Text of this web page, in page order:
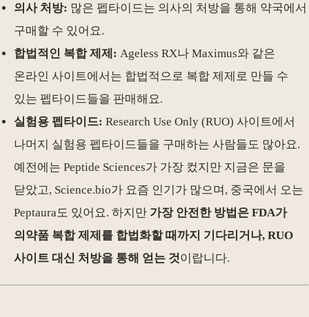
의사 처방: 많은 펩타이드는 의사의 처방을 통해 약국에서
구매할 수 있어요.
합법적인 복합 제제: Ageless RX나 Maximus와 같은
온라인 사이트에서는 합법적으로 복합 제제로 만들 수
있는 펩타이드들을 판매해요.
실험용 펩타이드: Research Use Only (RUO) 사이트에서
나머지 실험용 펩타이드들을 구매하는 사람들도 많아요.
예전에는 Peptide Sciences가 가장 컸지만 지금은 문을
닫았고, Science.bio가 요즘 인기가 많으며, 중국에서 오는
Peptaura도 있어요. 하지만 가장 안전한 방법은 FDA가
의약품 복합 제제를 합법화할 때까지 기다리거나, RUO
사이트 대신 처방을 통해 얻는 것이랍니다.